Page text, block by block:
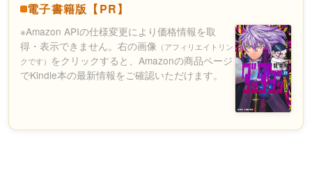
電子書籍版【PR】
※Amazon APIの仕様変更により価格情報を取
得・表示できません。右の画像 （アフィリエイトリン
クです） をクリックすると、Amazonの商品ページ
でKindle本の最新情報をご確認いただけます。